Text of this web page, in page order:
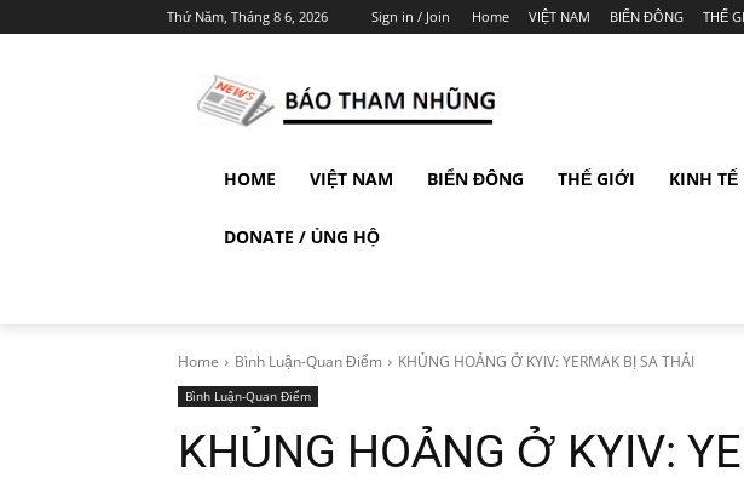
Thứ Năm, Tháng 8 6, 2026 Sign in / Join Home VIỆT NAM BIỂN ĐÔNG THẾ
HOME VIỆT NAM BIỂN ĐÔNG THẾ GIỚI KINH TẾ
DONATE / ỦNG HỘ
Home Bình Luận-Quan Điểm KHỦNG HOẢNG Ở KYIV: YERMAK BỊ SA THẢI
Bình Luận-Quan Điểm
KHỦNG HOẢNG Ở KYIV: